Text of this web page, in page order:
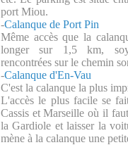
port Miou.
-Calanque de Port Pin
Même accès que la
longer sur 1,5 km,
rencontrées sur le chemin
-Calanque d'En-Vau
C'est la calanque la plus
L'accès le plus facile se
Cassis et Marseille où il
la Gardiole et laisser la
mène à la calanque une